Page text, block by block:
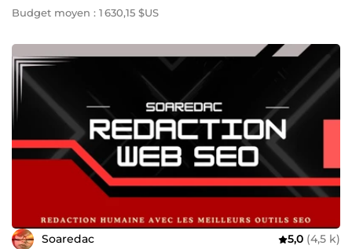
Budget moyen : 1 630,15 $US
Soaredac 5,0 (4,5 k)